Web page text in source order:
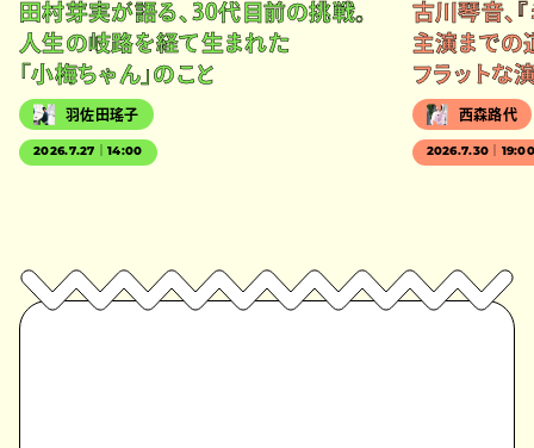
田村芽実が語る、30代目前の挑戦。
人生の岐路を経て生まれた
「小梅ちゃん」のこと
羽佐田瑤子
2026.7.27｜14:00
古川琴音、
主演までの
フラットな
西森路代
2026.7.30｜